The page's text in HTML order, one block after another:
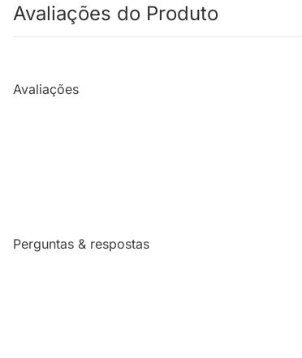
Avaliações do Produto
Avaliações
Perguntas & respostas